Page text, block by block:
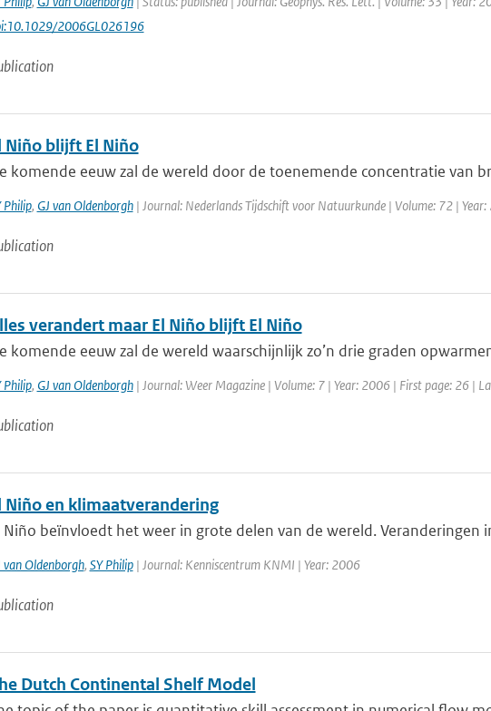
2006GL026196
Niño blijft El Niño
komende eeuw zal de wereld door de toenemende concentratie van
Philip, GJ van Oldenborgh| Journal: Nederlands Tijdschift voor Natuurkunde | Volume: 72 |
verandert maar El Niño blijft El Niño
komende eeuw zal de wereld waarschijnlijk zo’n drie graden
Philip, GJ van Oldenborgh| Journal: Weer Magazine | Volume: 7 | Year: 2006 | First page: 26 |
Niño en klimaatverandering
Niño beïnvloedt het weer in grote delen van de wereld. Veranderingen
van Oldenborgh, SY Philip| Journal: Kenniscentrum KNMI | Year: 2006
Dutch Continental Shelf Model